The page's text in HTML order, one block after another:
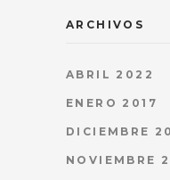
ARCHIVOS
ABRIL 2022
ENERO 2017
DICIEMBRE
NOVIEMBRE